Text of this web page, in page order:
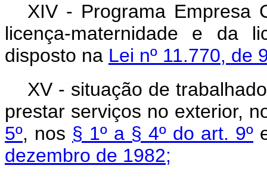
XIV - Programa Empresa
licença-maternidade e da
disposto na Lei nº 11.770, de
XV - situação de
prestar serviços no exterior,
5º, nos § 1º a § 4º do art. 9º
dezembro de 1982;